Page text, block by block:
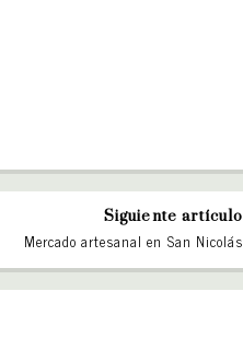
Siguiente artículo
Mercado artesanal en San Nicolás